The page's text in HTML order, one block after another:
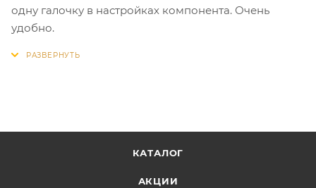
одну галочку в настройках компонента. Очень
удобно.
КАТАЛОГ
АКЦИИ